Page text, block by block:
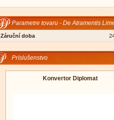
Parametre tovaru - De Atramentis
Záruční doba
Príslušenstvo
Konvertor Diplomat